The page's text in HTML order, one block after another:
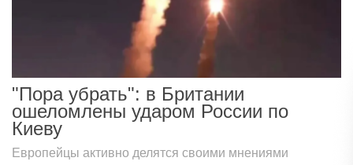
"Пора убрать": в Британии
ошеломлены ударом России по
Киеву
Европейцы активно делятся своими мнениями